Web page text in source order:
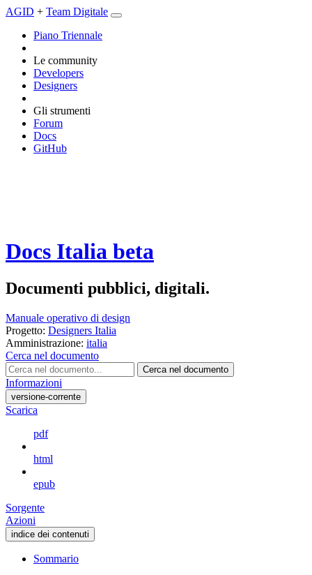
AGID + Team Digitale
Piano Triennale
Le community
Developers
Designers
Gli strumenti
Forum
Docs
GitHub
Docs Italia beta
Documenti pubblici, digitali.
Manuale operativo di design
Progetto: Designers Italia
Amministrazione: italia
Cerca nel documento
Cerca nel documento
Informazioni
versione-corrente
Scarica
pdf
html
epub
Sorgente
Azioni
indice dei contenuti
Sommario